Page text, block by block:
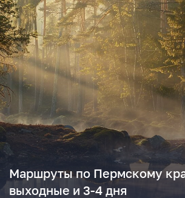
Маршруты по Пермскому
выходные и 3-4 дня